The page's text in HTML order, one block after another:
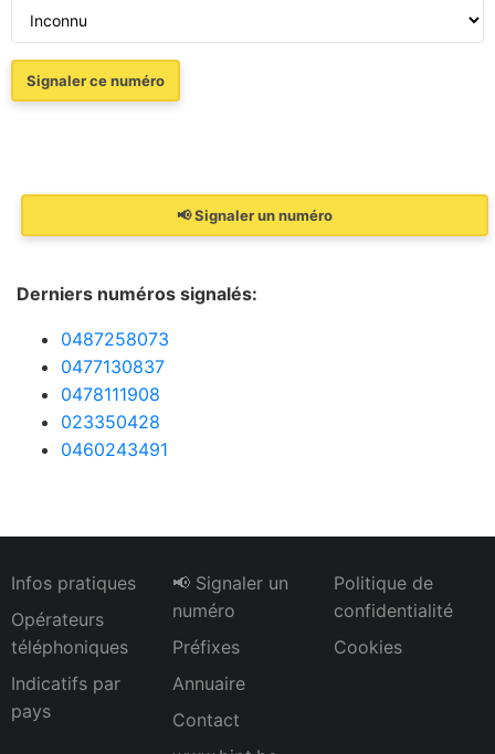
📢 Signaler un numéro
Derniers numéros signalés:
0487258073
0477130837
0478111908
023350428
0460243491
Infos pratiques
Opérateurs
téléphoniques
Indicatifs par
pays
📢 Signaler un
numéro
Préfixes
Annuaire
Contact
Politique de
confidentialité
Cookies